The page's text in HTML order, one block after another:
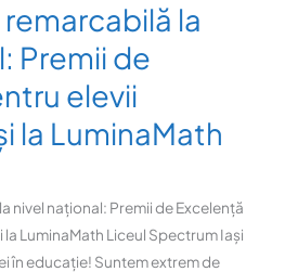
la
Premii de
elevii
la LuminaMath
nivel național: Premii de Excelență
LuminaMath Liceul Spectrum Iași
în educație! Suntem extrem de